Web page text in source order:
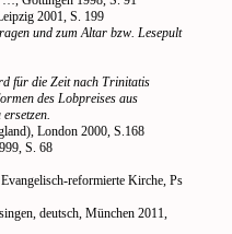
2001, S. 199
und zum Altar bzw. Lesepult
für die Zeit nach Trinitatis
des Lobpreises aus
London 2000, S.168
S. 68
reformierte Kirche, Ps
deutsch, München 2011,